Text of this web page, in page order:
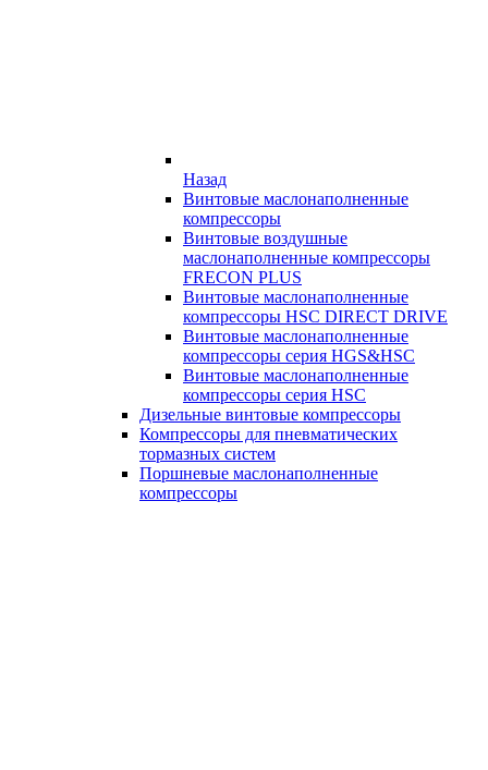
Назад
Винтовые маслонаполненные
компрессоры
Винтовые воздушные
маслонаполненные компрессоры
FRECON PLUS
Винтовые маслонаполненные
компрессоры HSC DIRECT DRIVE
Винтовые маслонаполненные
компрессоры серия HGS&HSC
Винтовые маслонаполненные
компрессоры серия HSC
Дизельные винтовые компрессоры
Компрессоры для пневматических
тормазных систем
Поршневые маслонаполненные
компрессоры